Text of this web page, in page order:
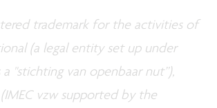
trademark for the activities of
(a legal entity set up under
a "stichting van openbaar nut”),
vzw supported by the